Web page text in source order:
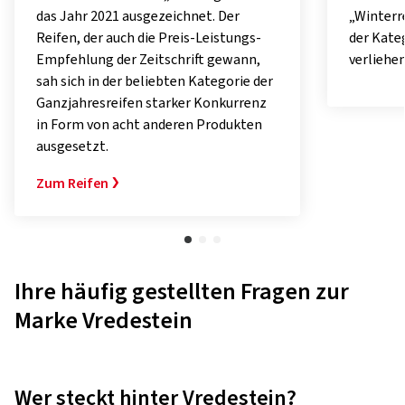
der Kategorie „Ganzjahresreifen“
verliehen.
gut
Ihre häufig gestellten Fragen zur
Marke Vredestein
Vredestein gehört seit 2009 zum indischen Reifenhersteller
Apollo Tyres.